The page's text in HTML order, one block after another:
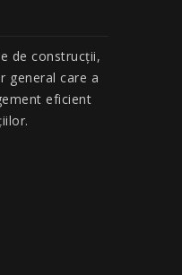
de construcţii,
general care a
eficient